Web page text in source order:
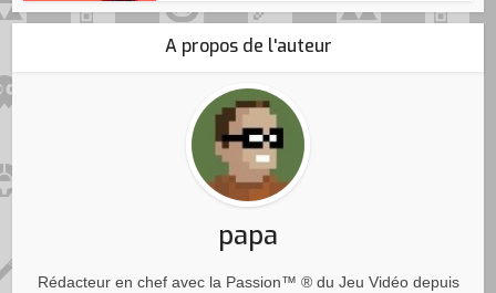
A propos de l'auteur
papa
Rédacteur en chef avec la Passion™ ® du Jeu Vidéo depuis